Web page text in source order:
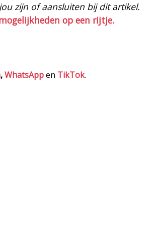
zijn of aansluiten bij dit artikel.
op een rijtje.
,WhatsAppen TikTok.